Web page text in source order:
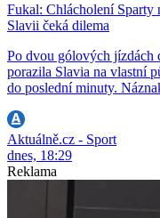
Fukal: Chlácholení Sparty
Slavii čeká dilema
Po dvou gólových jízdách
porazila Slavia na vlastní
do poslední minuty.
Aktuálně.cz - Sport
dnes, 18:29
Reklama